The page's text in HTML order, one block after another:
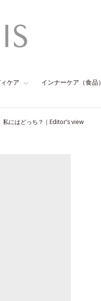
ケア インナーケア（食品）
私にはどっち？｜Editor’s view